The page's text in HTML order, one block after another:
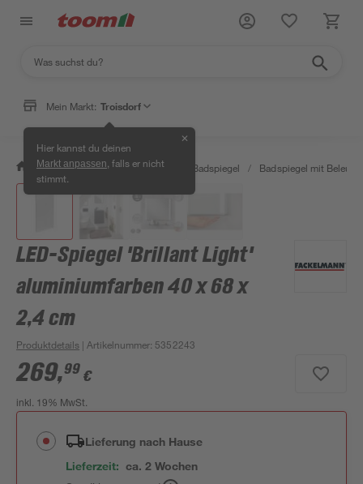
Mein Markt: Troisdorf
Hier kannst du deinen
Markt anpassen , falls er nicht
stimmt.
✕
/ Bad & Sanitär / Badmöbel Badspiegel / Badspiegel mit
LED-Spiegel 'Brillant Light'
aluminiumfarben 40 x 68 x
2,4 cm
Produktdetails | Artikelnummer: 5352243
269,99 €
inkl. 19% MwSt.
Lieferung nach Hause
Lieferzeit: ca. 2 Wochen